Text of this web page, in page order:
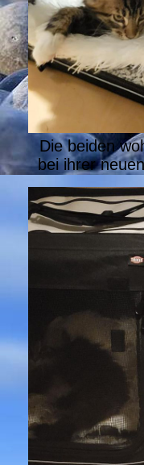
Die beiden
bei ihrer